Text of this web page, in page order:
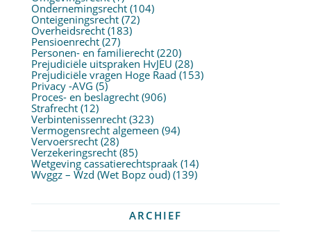
Ondernemingsrecht(104)
Onteigeningsrecht(72)
Overheidsrecht(183)
Pensioenrecht(27)
Personen- en familierecht(220)
Prejudiciële uitspraken HvJEU (28)
Prejudiciële vragen Hoge Raad (153)
Privacy -AVG (5)
Proces- en beslagrecht(906)
Strafrecht(12)
Verbintenissenrecht(323)
Vermogensrecht algemeen (94)
Vervoersrecht(28)
Verzekeringsrecht(85)
Wetgeving cassatierechtspraak(14)
Wvggz – Wzd (Wet Bopz oud)(139)
ARCHIEF